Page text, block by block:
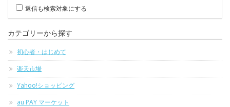
返信も検索対象にする
カテゴリーから探す
初心者・はじめて
楽天市場
Yahoo!ショッピング
au PAY マーケット